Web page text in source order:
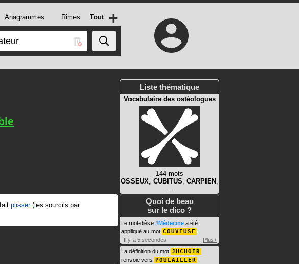
Anagrammes Rimes Tout +
plisser(les sourcils par
Liste thématique
Vocabulaire des ostéologues
144 mots
OSSEUX, CUBITUS, CARPIEN ,
…
Quoi de beau
sur le dico ?
Le mot-dièse #Médecine a été
appliqué au mot COUVEUSE
Il y a 5 secondes
Plus+
La définition du mot JUCHOIR
renvoie vers POULAILLER